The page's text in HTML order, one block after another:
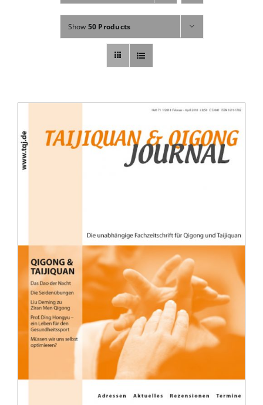
Fachbücher
Poster, Karten, Medien
Show 50 Products